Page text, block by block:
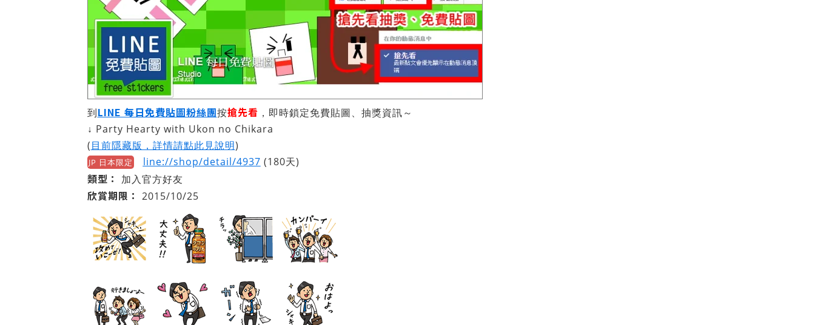
到LINE 每日免費貼圖粉絲團按搶先看 ，即時鎖定免費貼圖、抽獎資訊～
↓ Party Hearty with Ukon no Chikara
(目前隱藏版，詳情請點此見說明)
JP 日本限定 line://shop/detail/4937 (180天)
類型： 加入官方好友
欣賞期限： 2015/10/25